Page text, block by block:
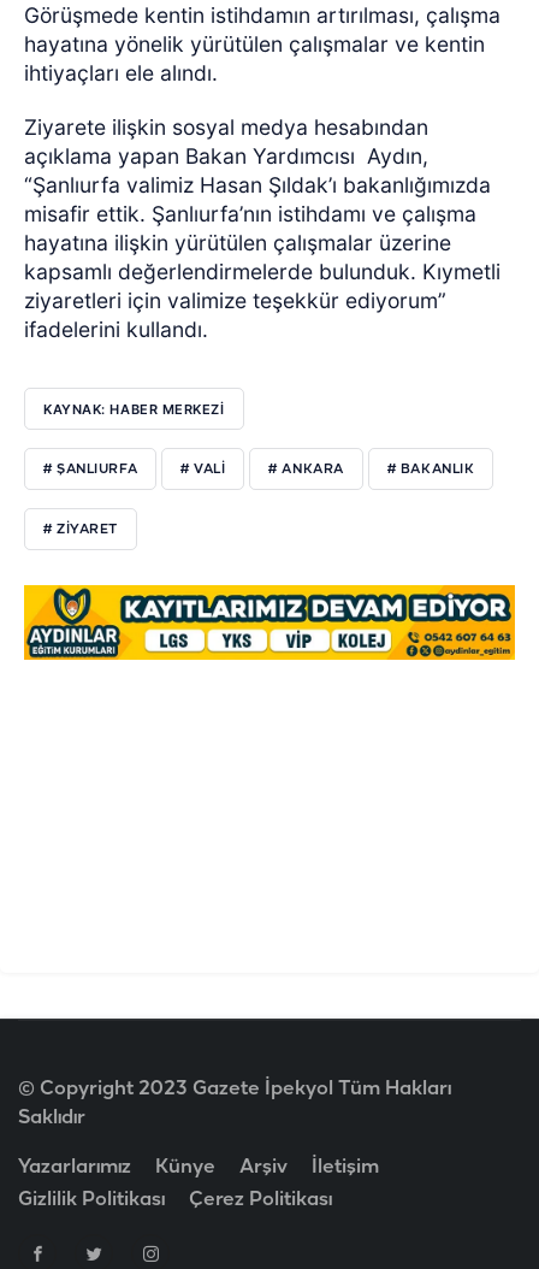
Görüşmede kentin istihdamın artırılması, çalışma
hayatına yönelik yürütülen çalışmalar ve kentin
ihtiyaçları ele alındı.
Ziyarete ilişkin sosyal medya hesabından
açıklama yapan Bakan Yardımcısı Aydın,
“Şanlıurfa valimiz Hasan Şıldak’ı bakanlığımızda
misafir ettik. Şanlıurfa’nın istihdamı ve çalışma
hayatına ilişkin yürütülen çalışmalar üzerine
kapsamlı değerlendirmelerde bulunduk. Kıymetli
ziyaretleri için valimize teşekkür ediyorum”
ifadelerini kullandı.
KAYNAK: HABER MERKEZİ
# ŞANLIURFA # VALİ # ANKARA # BAKANLIK
# ZİYARET
© Copyright 2023 Gazete İpekyol Tüm Hakları
Saklıdır
Yazarlarımız Künye Arşiv
İletişim
Gizlilik Politikası
Çerez Politikası